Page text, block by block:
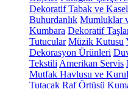
Dekoratif Tabak ve
Buhurdanlık Mumluklar
Kumbara Dekoratif
Tutucular Müzik Kutusu
Dekorasyon Ürünleri
Tekstili Amerikan Servis
Mutfak Havlusu ve
Tutacak Raf Örtüsü